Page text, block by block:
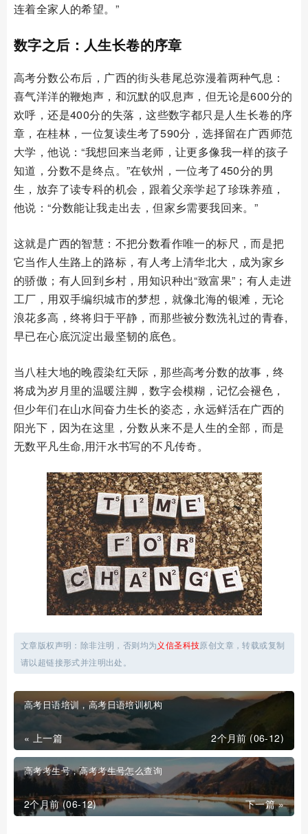
连着全家人的希望。”
数字之后：人生长卷的序章
高考分数公布后，广西的街头巷尾总弥漫着两种气息：
喜气洋洋的鞭炮声，和沉默的叹息声，但无论是600分的
欢呼，还是400分的失落，这些数字都只是人生长卷的序
章，在桂林，一位复读生考了590分，选择留在广西师范
大学，他说：“我想回来当老师，让更多像我一样的孩子
知道，分数不是终点。”在钦州，一位考了450分的男
生，放弃了读专科的机会，跟着父亲学起了珍珠养殖，
他说：“分数能让我走出去，但家乡需要我回来。”
这就是广西的智慧：不把分数看作唯一的标尺，而是把
它当作人生路上的路标，有人考上清华北大，成为家乡
的骄傲；有人回到乡村，用知识种出“致富果”；有人走进
工厂，用双手编织城市的梦想，就像北海的银滩，无论
浪花多高，终将归于平静，而那些被分数洗礼过的青春,
早已在心底沉淀出最坚韧的底色。
当八桂大地的晚霞染红天际，那些高考分数的故事，终
将成为岁月里的温暖注脚，数字会模糊，记忆会褪色，
但少年们在山水间奋力生长的姿态，永远鲜活在广西的
阳光下，因为在这里，分数从来不是人生的全部，而是
无数平凡生命,用汗水书写的不凡传奇。
文章版权声明：除非注明，否则均为义信圣科技原创文章，转载或复制
请以超链接形式并注明出处。
高考日语培训，高考日语培训机构
« 上一篇 2个月前 (06-12)
高考考生号，高考考生号怎么查询
下一篇 »
2个月前 (06-12)